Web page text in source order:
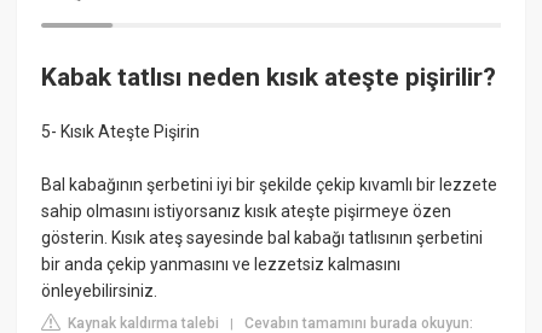
Kabak tatlısı neden kısık ateşte pişirilir?
5- Kısık Ateşte Pişirin
Bal kabağının şerbetini iyi bir şekilde çekip kıvamlı bir lezzete
sahip olmasını istiyorsanız kısık ateşte pişirmeye özen
gösterin. Kısık ateş sayesinde bal kabağı tatlısının şerbetini
bir anda çekip yanmasını ve lezzetsiz kalmasını
önleyebilirsiniz.
Kaynak kaldırma talebi |Cevabın tamamını burada okuyun: